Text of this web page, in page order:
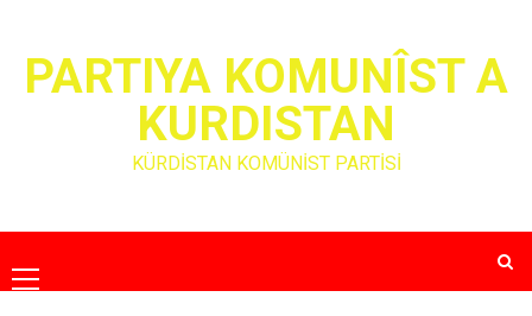
contentPARTIYA KOMUNÎST A
KURDISTAN
KÜRDİSTAN KOMÜNİST PARTİSİ
Primary
Menu